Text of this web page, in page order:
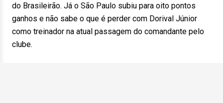
do Brasileirão. Já o São Paulo subiu para oito pontos
ganhos e não sabe o que é perder com Dorival Júnior
como treinador na atual passagem do comandante pelo
clube.